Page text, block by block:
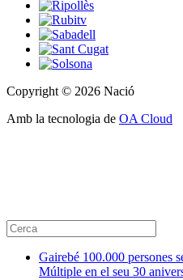
Copyright © 2026 Nació
Amb la tecnologia de OA Cloud
Gairebé 100.000 persones
Múltiple en el seu 30